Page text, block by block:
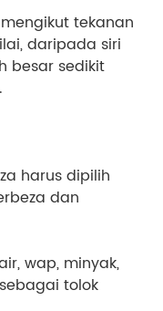
tekanan
daripada siri
besar sedikit
harus dipilih
dan
wap, minyak,
tolok